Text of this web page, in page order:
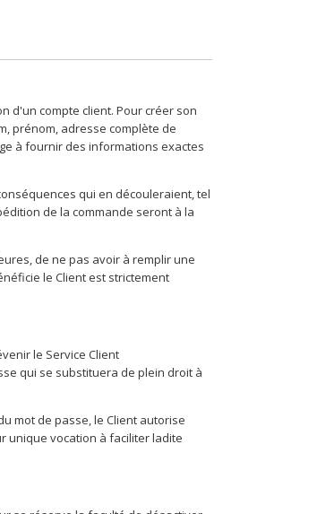
d'un compte client. Pour créer son
prénom, adresse complète de
à fournir des informations exactes
qui en découleraient, tel
de la commande seront à la
de ne pas avoir à remplir une
le Client est strictement
le Service Client
qui se substituera de plein droit à
mot de passe, le Client autorise
unique vocation à faciliter ladite